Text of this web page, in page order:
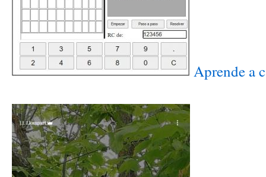
Aprende a